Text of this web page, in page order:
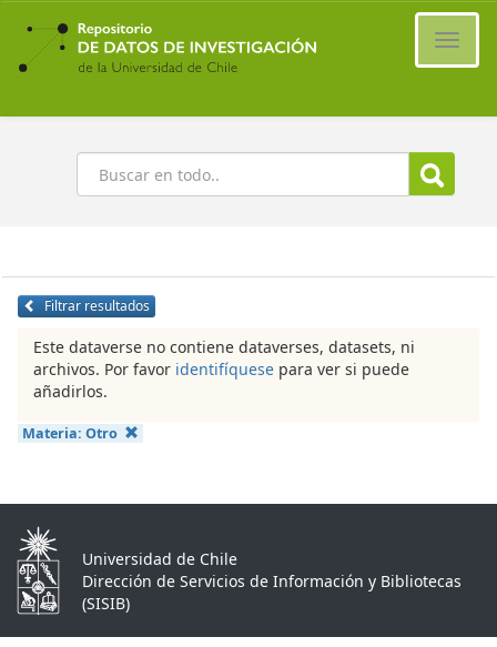
Ir
contenido
principal
Buscar
Filtrar resultados
Este dataverse no contiene dataverses, datasets, ni
archivos. Por favor identifíquese para ver si puede
añadirlos.
Materia: Otro
Universidad de Chile
Dirección de Servicios de Información y Bibliotecas
(SISIB)